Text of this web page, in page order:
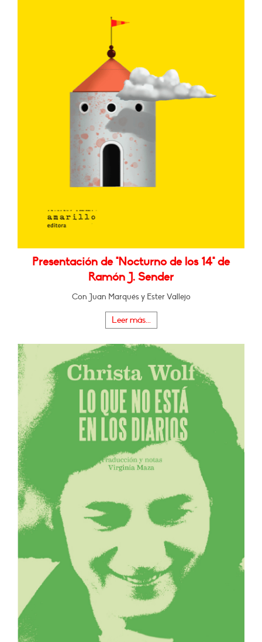
Presentación de "Nocturno de los 14" de
Ramón J. Sender
Con Juan Marqués y Ester Vallejo
Leer más...